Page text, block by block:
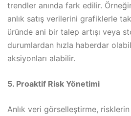
trendler anında fark edilir.
anlık satış verilerini grafiklerle
üründe ani bir talep artışı veya
durumlardan hızla haberdar
aksiyonları alabilir.
5. Proaktif Risk Yönetimi
Anlık veri görselleştirme,